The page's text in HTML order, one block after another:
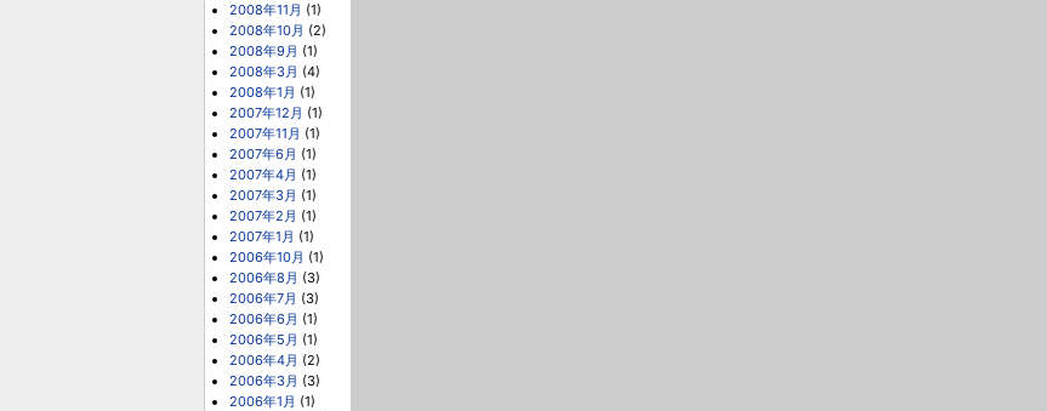
2008年11月 (1)
2008年10月 (2)
2008年9月 (1)
2008年3月 (4)
2008年1月 (1)
2007年12月 (1)
2007年11月 (1)
2007年6月 (1)
2007年4月 (1)
2007年3月 (1)
2007年2月 (1)
2007年1月 (1)
2006年10月 (1)
2006年8月 (3)
2006年7月 (3)
2006年6月 (1)
2006年5月 (1)
2006年4月 (2)
2006年3月 (3)
2006年1月 (1)